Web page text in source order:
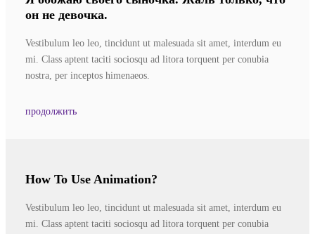
он не девочка.
Vestibulum leo leo, tincidunt ut malesuada sit amet, interdum eu
mi. Class aptent taciti sociosqu ad litora torquent per conubia
nostra, per inceptos himenaeos.
продолжить
How To Use Animation?
Vestibulum leo leo, tincidunt ut malesuada sit amet, interdum eu
mi. Class aptent taciti sociosqu ad litora torquent per conubia